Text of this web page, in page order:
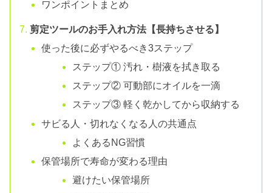
ワンポイントまとめ
剪定ツールのお手入れ方法【長持ちさせる】
使った後に必ずやるべき3ステップ
ステップ① 汚れ・樹液を拭き取る
ステップ② 可動部にオイルを一滴
ステップ③ 軽く乾かしてから収納する
サビる人・切れなくなる人の共通点
よくあるNG習慣
保管場所で寿命が変わる理由
避けたい保管場所